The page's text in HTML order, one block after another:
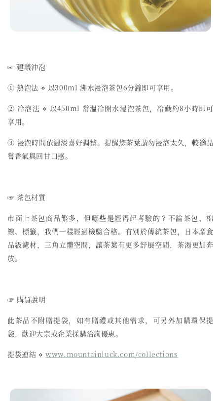
☞ 建議沖泡
① 熱泡法 ⋄ 以300ml 沸水浸泡茶包6分鐘即可享用。
② 冷泡法 ⋄ 以450ml 常溫冷開水浸泡茶包，冷藏約8小時即可
享用。
③ 浸泡時間依濃淡喜好調整。提醒您茶葉請勿浸泡太久，較適品
嘗香氣與回甘口感。
☞ 茶包材質
市面上茶包商品繁多，但哪些是經得起考驗的？不論茶包、棉
線、標籤，我們一樣經過檢驗合格。有別於傳統茶包，日本產食
品級濾材，三角立體空間，讓茶葉有更多舒展空間，茶湯更加奔
放。
☞ 購買說明
此茶品不附贈提袋，如有贈禮或其他需求，可另外加購環保提
袋，歡迎大宗或企業採購洽詢優惠。
提袋連結 ⋄www.mountainluck.com/collections